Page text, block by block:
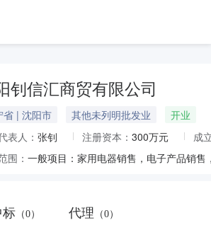
钊信汇商贸有限公司
省 | 沈阳市 其他未列明批发业
开业
表人： 张钊 注册资本： 300万元
成
围：
标 （0） 代理 （0）